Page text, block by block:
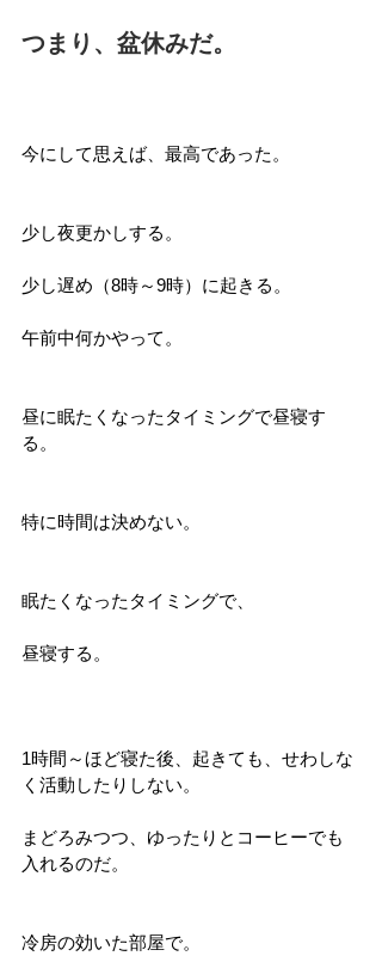
つまり、盆休みだ。
今にして思えば、最高であった。
少し夜更かしする。
少し遅め（8時～9時）に起きる。
午前中何かやって。
昼に眠たくなったタイミングで昼寝す
る。
特に時間は決めない。
眠たくなったタイミングで、
昼寝する。
1時間～ほど寝た後、起きても、せわしな
く活動したりしない。
まどろみつつ、ゆったりとコーヒーでも
入れるのだ。
冷房の効いた部屋で。